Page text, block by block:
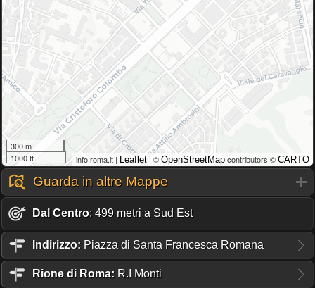
300 m
1000 ft
info.roma.it | Leaflet | © OpenStreetMap contributors © CARTO
Guarda in altre Mappe
Dal Centro: 499 metri a Sud Est
Indirizzo: Piazza di Santa Francesca Romana
Rione di Roma: R.I Monti